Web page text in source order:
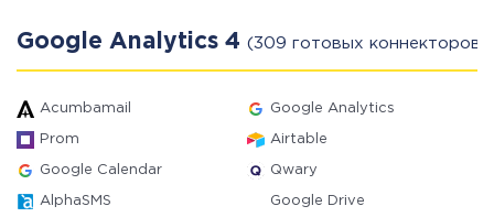
Google Analytics 4 (309 готовых коннекторов)
Acumbamail Google Analytics
Prom Airtable
Google Calendar Qwary
AlphaSMS Google Drive